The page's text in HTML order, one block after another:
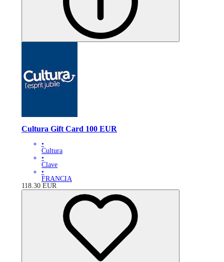
Cultura Gift Card 100 EUR
•
Cultura
•
Clave
•
FRANCIA
118.30 EUR